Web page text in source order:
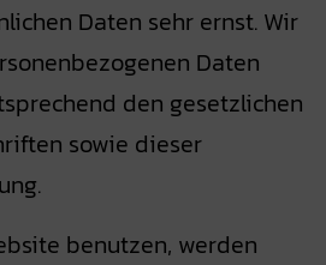
Daten sehr ernst. Wir
Daten
den gesetzlichen
sowie dieser
benutzen, werden